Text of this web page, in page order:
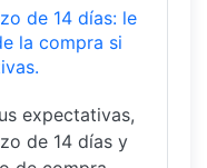
de 14 días: le
la compra si
expectativas,
de 14 días y